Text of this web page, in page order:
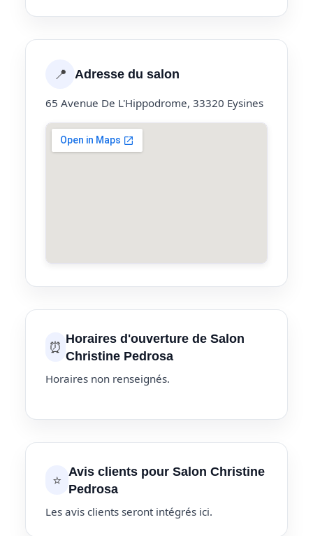
📍 Adresse du salon
65 Avenue De L'Hippodrome, 33320 Eysines
⏰ Horaires d'ouverture de Salon
Christine Pedrosa
Horaires non renseignés.
⭐ Avis clients pour Salon Christine
Pedrosa
Les avis clients seront intégrés ici.